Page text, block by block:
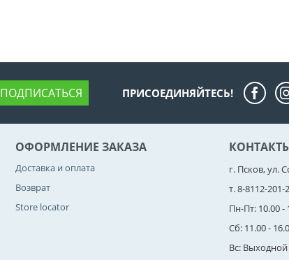
ПОДПИСАТЬСЯ ПРИСОЕДИНЯЙТЕСЬ!
ОФОРМЛЕНИЕ ЗАКАЗА
Доставка и оплата
Возврат
Store locator
г. Псков, ул.
т. 8-8112-201-
Пн-Пт: 10.00 -
Сб: 11.00 -
Вс: Выходной